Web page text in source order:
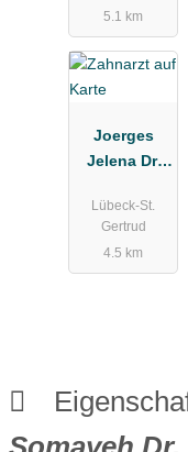
5.1 km
Joerges
Jelena Dr.
Lübeck-St.
Gertrud
4.5 km